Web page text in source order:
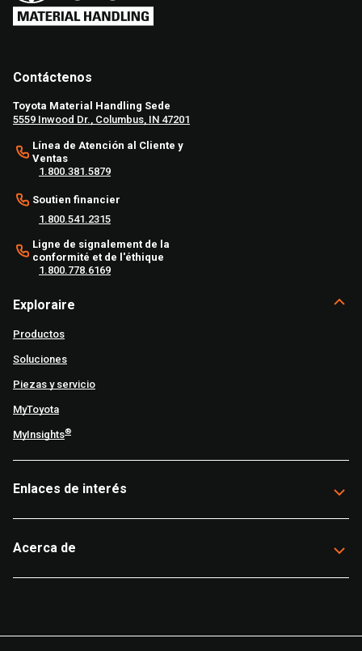
Contáctenos
Toyota Material Handling Sede
5559 Inwood Dr., Columbus, IN 47201
Línea de Atención al Cliente y
Ventas
1.800.381.5879
Soutien financier
1.800.541.2315
Ligne de signalement de la
conformité et de l'éthique
1.800.778.6169
Exploraire
Productos
Soluciones
Piezas y servicio
MyToyota
MyInsights®
Enlaces de interés
Acerca de